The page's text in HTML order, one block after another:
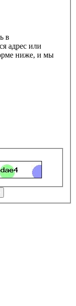
в
адрес или
ниже, и мы